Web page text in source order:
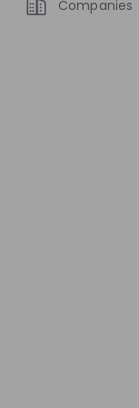
Companies